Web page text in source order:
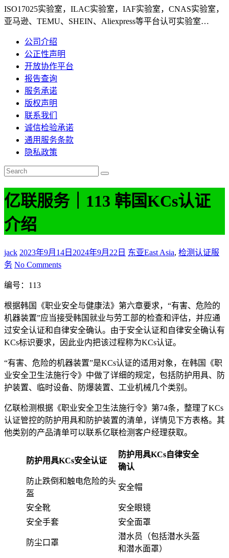
ISO17025实验室，ILAC实验室，IAF实验室，CNAS实验室，
亚马逊、TEMU、SHEIN、Aliexpress等平台认可实验室…
公司介绍
公正性声明
开放协作平台
报告查询
服务承诺
版权声明
联系我们
诚信检验承诺
通用服务条款
隐私政策
亿联服务｜113 韩国KCs认证
介绍
jack 2023年9月14日 2024年9月22日 东亚East Asia, 检测认证服
务 No Comments
编号：113
根据韩国《职业安全与健康法》第六章要求，“有害、危险的
机器装置”应当接受韩国就业与劳工部的检查和评估，并应通
过安全认证和自律安全确认。由于安全认证和自律安全确认有
KCs标识要求，因此业内把该过程称为KCs认证。
“有害、危险的机器装置”是KCs认证的适用对象，在韩国《职
业安全卫生法施行令》中做了详细的规定，包括防护用具、防
护装置、临时设备、防爆装置、工业机械几个类别。
亿联检测根据《职业安全卫生法施行令》第74条，整理了KCs
认证管控的防护用具和防护装置的清单，详情见下方表格。其
他类别的产品清单可以联系亿联检测客户经理获取。
防护用具KCs安全认证
防护用具KCs自律安全
确认
防止跌倒和触电危险的头
盔
安全帽
安全靴
安全眼镜
安全手套
安全面罩
防尘口罩
潜水员（包括潜水头盔
和潜水面罩）